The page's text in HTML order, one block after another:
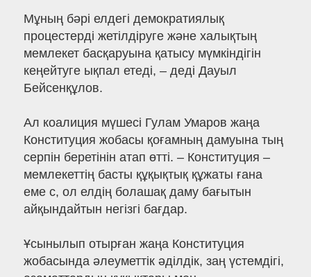
Мұның бәрі елдегі демократиялық
процестерді жетілдіруге және халықтың
мемлекет басқаруына қатысу мүмкіндігін
кеңейтуге ықпал етеді, – деді Дауыл
Бейсенқұлов.
Ал коалиция мүшесі Гулам Умаров жаңа
Конституция жобасы қоғамның дамуына тың
серпін беретінін атап өтті. – Конституция –
мемлекеттің басты құқықтық құжаты ғана
еме с, ол елдің болашақ даму бағытын
айқындайтын негізгі бағдар.
Ұсынылып отырған жаңа Конституция
жобасында әлеуметтік әділдік, заң үстемдігі,